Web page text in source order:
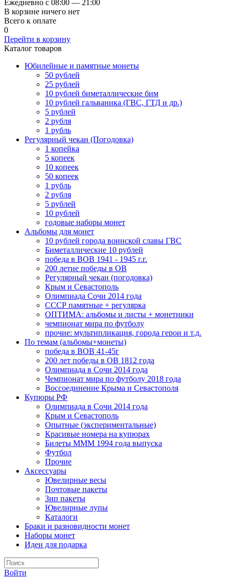
Ежедневно с 08:00 — 21:00
В корзине ничего нет
Всего к оплате
0
Перейти в корзину
Каталог товаров
Юбилейные и памятные монеты
50 рублей
25 рублей
10 рублей биметаллические бим
10 рублей гальваника (ГВС, ГТД и др.)
5 рублей
2 рубля
1 рубль
Регулярный чекан (Погодовка)
1 копейка
5 копеек
10 копеек
50 копеек
1 рубль
2 рубля
5 рублей
10 рублей
годовые наборы монет
Альбомы для монет
10 рублей города воинской славы ГВС
Биметаллические 10 рублей
победа в ВОВ 1941 - 1945 г.г.
200 летие победы в ОВ
Регулярный чекан (погодовка)
Крым и Севастополь
Олимпиада Сочи 2014 года
СССР памятные + регулярка
ОПТИМА: альбомы и листы + монетники
чемпионат мира по футболу
прочие: мультипликация, города герои и т.д.
По темам (альбомы+монеты)
победа в ВОВ 41-45г
200 лет победы в ОВ 1812 года
Олимпиада в Сочи 2014 года
Чемпионат мира по футболу 2018 года
Воссоединение Крыма и Севастополя
Купюры РФ
Олимпиада в Сочи 2014 года
Крым и Севастополь
Опытные (экспериментальные)
Красивые номера на купюрах
Билеты МММ 1994 года выпуска
Футбол
Прочие
Аксессуары
Ювелирные весы
Почтовые пакеты
Зип пакеты
Ювелирные лупы
Каталоги
Браки и разновидности монет
Наборы монет
Идеи для подарка
Войти